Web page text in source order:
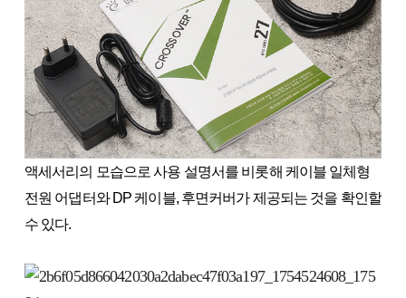
액세서리의 모습으로 사용 설명서를 비롯해 케이블 일체형
전원 어댑터와 DP 케이블, 후면커버가 제공되는 것을 확인할
수 있다.